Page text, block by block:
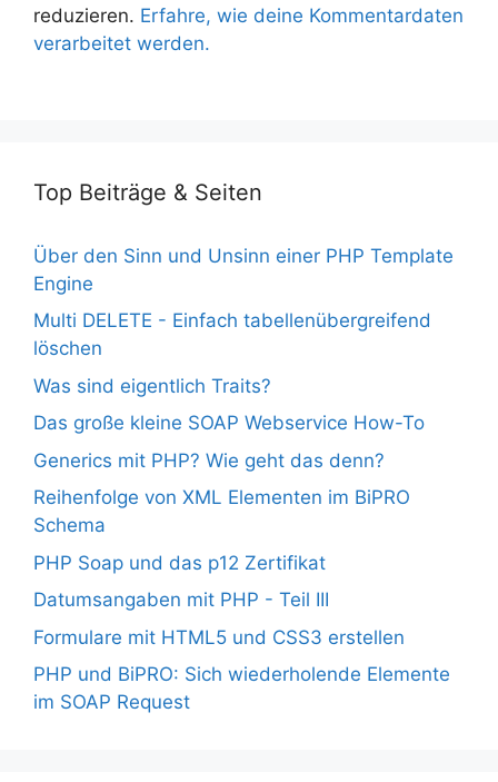
reduzieren. Erfahre, wie deine Kommentardaten
verarbeitet werden.
Top Beiträge & Seiten
Über den Sinn und Unsinn einer PHP Template
Engine
Multi DELETE - Einfach tabellenübergreifend
löschen
Was sind eigentlich Traits?
Das große kleine SOAP Webservice How-To
Generics mit PHP? Wie geht das denn?
Reihenfolge von XML Elementen im BiPRO
Schema
PHP Soap und das p12 Zertifikat
Datumsangaben mit PHP - Teil III
Formulare mit HTML5 und CSS3 erstellen
PHP und BiPRO: Sich wiederholende Elemente
im SOAP Request